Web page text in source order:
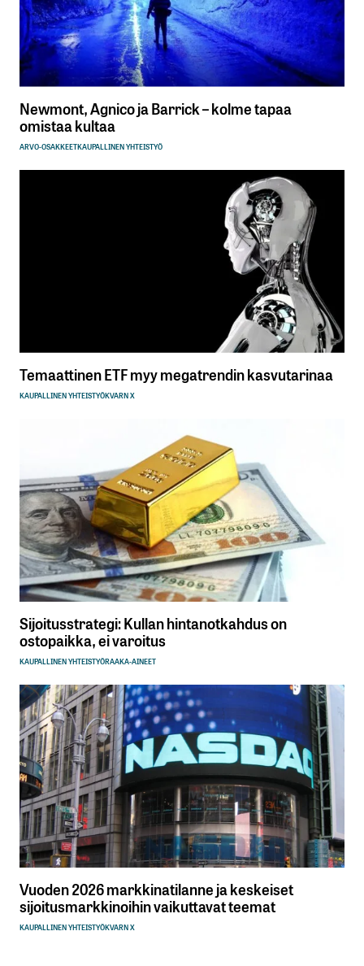
Newmont, Agnico ja Barrick – kolme tapaa
omistaa kultaa
ARVO-OSAKKEETKAUPALLINEN YHTEISTYÖ
Temaattinen ETF myy megatrendin kasvutarinaa
KAUPALLINEN YHTEISTYÖKVARN X
Sijoitusstrategi: Kullan hintanotkahdus on
ostopaikka, ei varoitus
KAUPALLINEN YHTEISTYÖRAAKA-AINEET
Vuoden 2026 markkinatilanne ja keskeiset
sijoitusmarkkinoihin vaikuttavat teemat
KAUPALLINEN YHTEISTYÖKVARN X